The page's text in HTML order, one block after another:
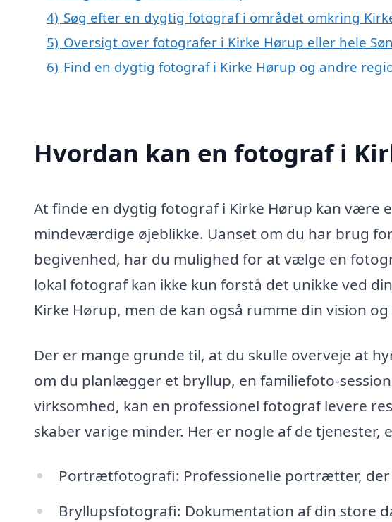
4) Søg efter en dygtig fotograf i området omkring
5) Oversigt over fotografer i Kirke Hørup eller hele
6) Find en dygtig fotograf i Kirke Hørup og andre
Hvordan kan en fotograf i
At finde en dygtig fotograf i Kirke Hørup kan være
mindeværdige øjeblikke. Uanset om du har brug
begivenhed, har du mulighed for at vælge en
lokal fotograf kan ikke kun forstå det unikke ved
Kirke Hørup, men de kan også rumme din vision
Der er mange grunde til, at du skulle overveje at
om du planlægger et bryllup, en familiefoto-
virksomhed, kan en professionel fotograf levere
skaber varige minder. Her er nogle af de
Portrætfotografi: Professionelle portrætter, der
Bryllupsfotografi: Dokumentation af din store